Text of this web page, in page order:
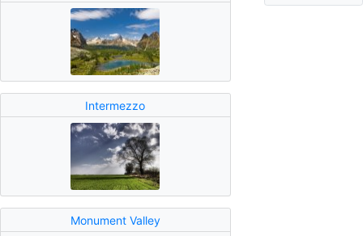
Intermezzo
Monument Valley